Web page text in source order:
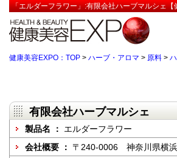
「エルダーフラワー」:有限会社ハーブマルシェ【
健康美容EXPO：TOP > ハーブ・アロマ > 原料 >
有限会社ハーブマルシェ
製品名 ： エルダーフラワー
会社概要 ： 〒240-0006 神奈川県横